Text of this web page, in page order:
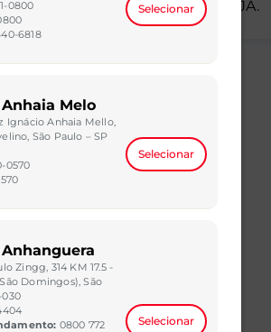
DISPONIBILIDADE JUNTO À LOJA.
0800
6818
Selecionar
Anhaia Melo
Ignácio Anhaia Mello,
São Paulo – SP
0570
Selecionar
Anhanguera
Zingg, 314 KM 17.5 -
Domingos), São
030
0800 772
Selecionar